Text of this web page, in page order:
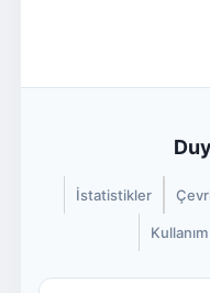
İstatistikler